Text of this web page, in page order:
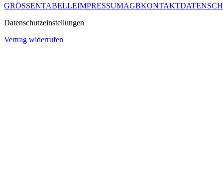
GRÖSSENTABELLEIMPRESSUMAGBKONTAKT
Datenschutzeinstellungen
Vertrag widerrufen